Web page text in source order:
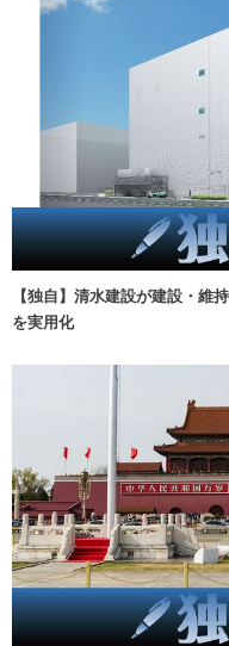
【独自】清水建設が建設・維
を実用化